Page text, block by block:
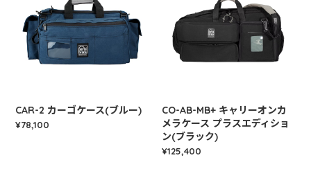
CAR-2 カーゴケース(ブルー)
¥78,100
CO-AB-MB+ キャリーオンカ
メラケース プラスエディショ
ン(ブラック)
¥125,400